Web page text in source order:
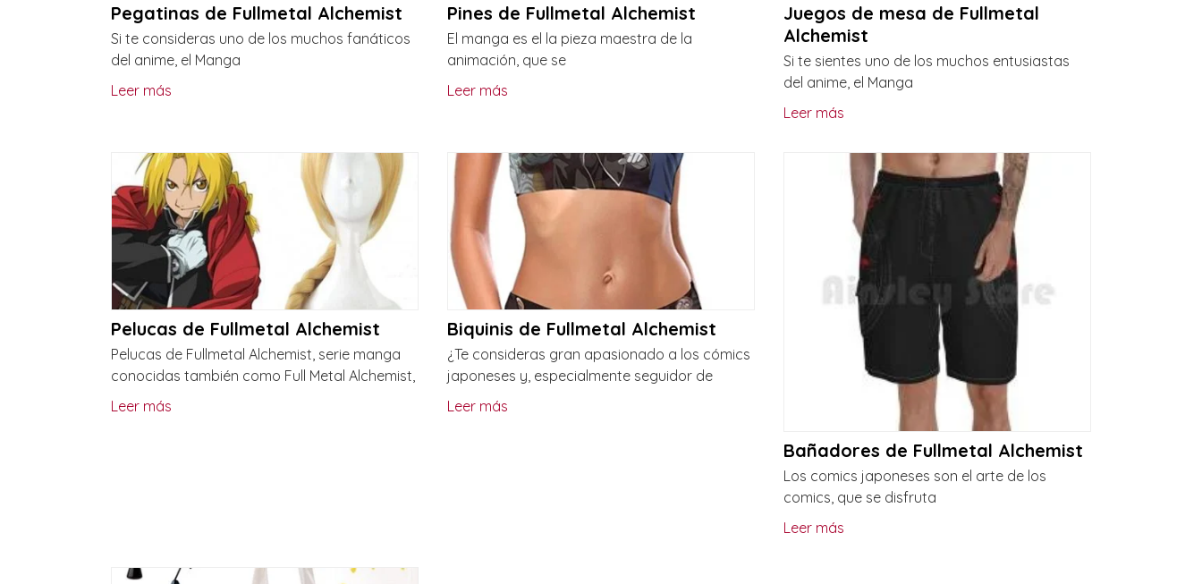
Pegatinas de Fullmetal Alchemist
Si te consideras uno de los muchos fanáticos
del anime, el Manga
Leer más
Pines de Fullmetal Alchemist
El manga es el la pieza maestra de la
animación, que se
Leer más
Juegos de mesa de Fullmetal
Alchemist
Si te sientes uno de los muchos entusiastas
del anime, el Manga
Leer más
Pelucas de Fullmetal Alchemist
Pelucas de Fullmetal Alchemist, serie manga
conocidas también como Full Metal Alchemist,
Leer más
Biquinis de Fullmetal Alchemist
¿Te consideras gran apasionado a los cómics
japoneses y, especialmente seguidor de
Leer más
Bañadores de Fullmetal Alchemist
Los comics japoneses son el arte de los
comics, que se disfruta
Leer más